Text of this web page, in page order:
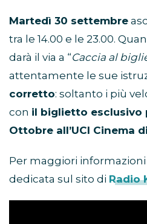
Martedì 30 settembre
tra le 14.00 e le 23.00.
darà il via a “Caccia al
attentamente le sue
corretto: soltanto i più
con il biglietto esclusivo
Ottobre all’UCI Cinema
Per maggiori informazioni
dedicata sul sito di Radio